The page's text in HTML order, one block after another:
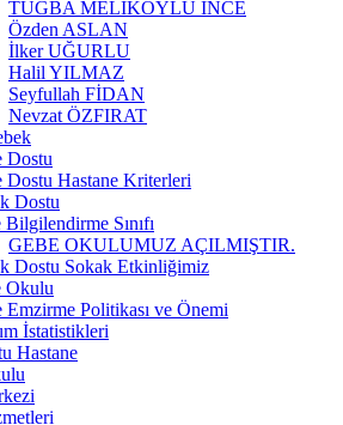
TUĞBA MELİKÖYLÜ İNCE
Özden ASLAN
İlker UĞURLU
Halil YILMAZ
Seyfullah FİDAN
Nevzat ÖZFIRAT
Dostu
Dostu Hastane Kriterleri
Dostu
Bilgilendirme Sınıfı
GEBE OKULUMUZ AÇILMIŞTIR.
Dostu Sokak Etkinliğimiz
Okulu
Emzirme Politikası ve Önemi
İstatistikleri
Hastane